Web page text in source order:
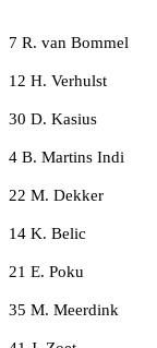
7 R. van Bommel
12 H. Verhulst
30 D. Kasius
4 B. Martins Indi
22 M. Dekker
14 K. Belic
21 E. Poku
35 M. Meerdink